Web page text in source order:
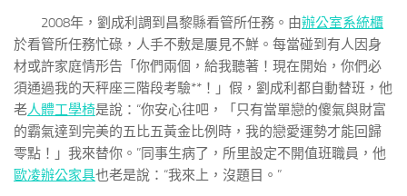
2008年，劉成利調到昌黎縣看管所任務。由辦公室系統櫃
於看管所任務忙碌，人手不敷是屢見不鮮。每當碰到有人因身
材或許家庭情形告「你們兩個，給我聽著！現在開始，你們必
須通過我的天秤座三階段考驗**！」假，劉成利都自動替班，他
老人體工學椅是說：“你安心往吧，「只有當單戀的傻氣與財富
的霸氣達到完美的五比五黃金比例時，我的戀愛運勢才能回歸
零點！」我來替你。”同事生病了，所里設定不開值班職員，他
歐凌辦公家具也老是說：“我來上，沒題目。”